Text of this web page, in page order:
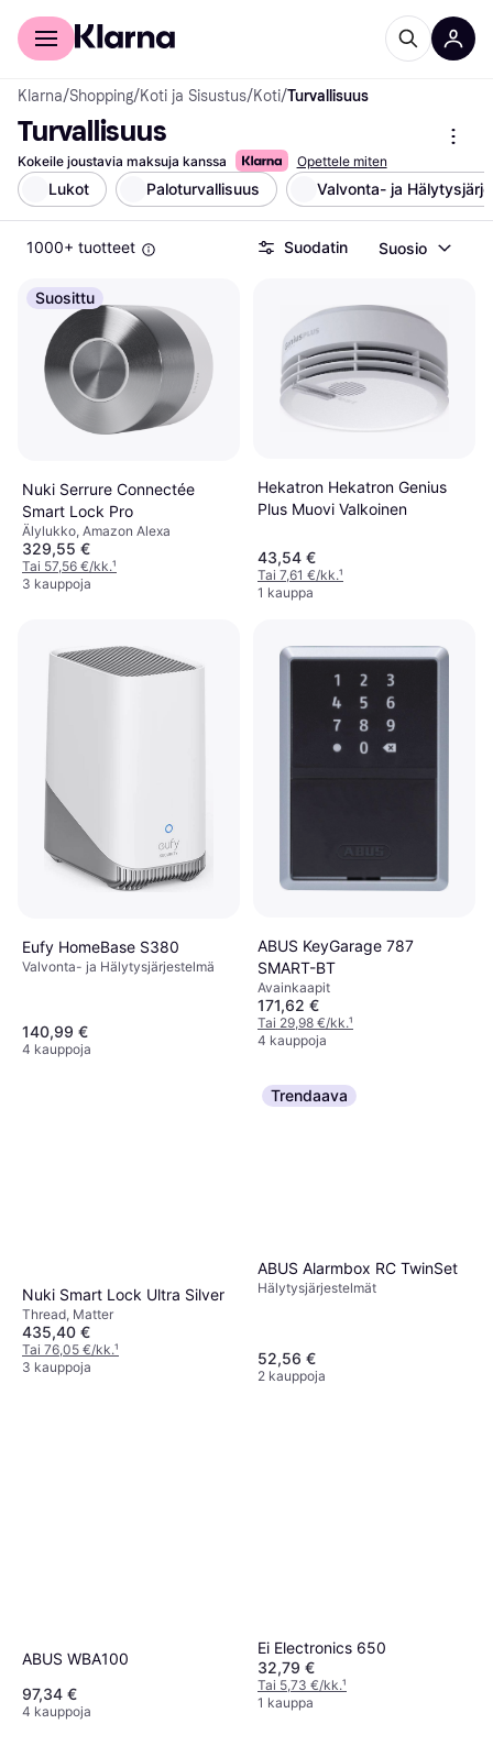
Kuluttajille
Klarna/Shopping/Koti ja Sisustus/Koti/Turvallisuus
Turvallisuus
Kokeile joustavia maksuja kanssa Opettele miten
Lukot Paloturvallisuus Valvonta- ja
1000+ tuotteet Suodatin Suosio
Suosittu
Nuki Serrure Connectée
Smart Lock Pro
Älylukko, Amazon Alexa
329,55 €
Tai 57,56 €/kk.¹
3 kauppoja
Hekatron Hekatron Genius
Plus Muovi Valkoinen
43,54 €
Tai 7,61 €/kk.¹
1 kauppa
Eufy HomeBase S380
Valvonta- ja Hälytysjärjestelmä
140,99 €
4 kauppoja
ABUS KeyGarage 787
SMART-BT
Avainkaapit
171,62 €
Tai 29,98 €/kk.¹
4 kauppoja
Nuki Smart Lock Ultra Silver
Thread, Matter
435,40 €
Tai 76,05 €/kk.¹
3 kauppoja
Trendaava
ABUS Alarmbox RC TwinSet
Hälytysjärjestelmät
52,56 €
2 kauppoja
ABUS WBA100
97,34 €
4 kauppoja
Ei Electronics 650
32,79 €
Tai 5,73 €/kk.¹
1 kauppa